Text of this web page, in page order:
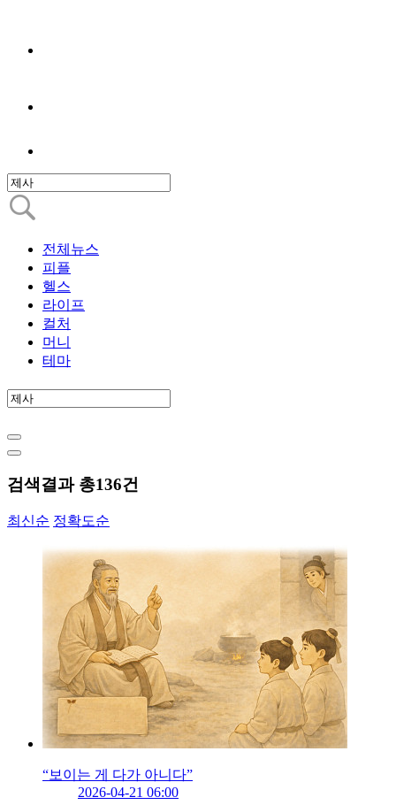
전체뉴스
피플
헬스
라이프
컬처
머니
테마
검색결과 총136건
최신순 정확도순
“보이는 게 다가 아니다”
2026-04-21 06:00